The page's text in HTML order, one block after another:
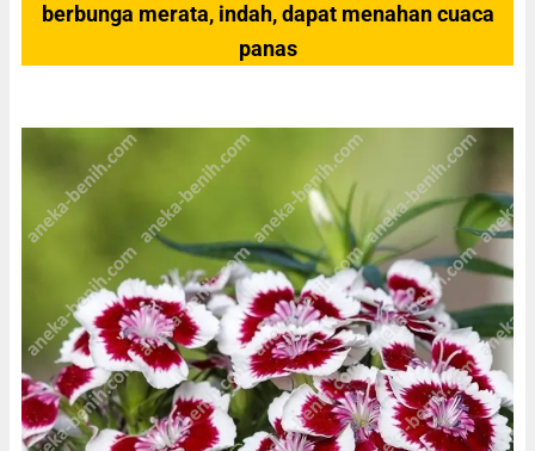
berbunga merata, indah, dapat menahan cuaca
panas